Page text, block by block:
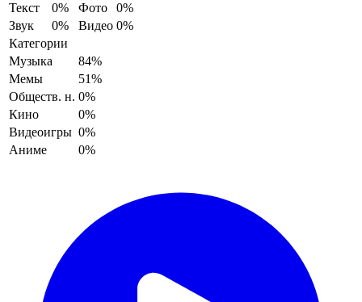
Текст
0% Фото
0%
Звук
0% Видео 0%
Категории
Музыка
84%
Мемы
51%
Обществ. н. 0%
Кино
0%
Видеоигры 0%
Аниме
0%